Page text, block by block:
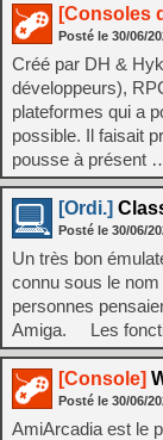
[Consoles
Posté le 30/06/
Créé par DH &
développeurs),
plateformes qui a
possible. Il faisait
pousse à présent
[Ordi.]
Posté le 30/06/
Un très bon
connu sous le
personnes
Amiga. Les
[Console]
Posté le 30/06/
AmiArcadia est le